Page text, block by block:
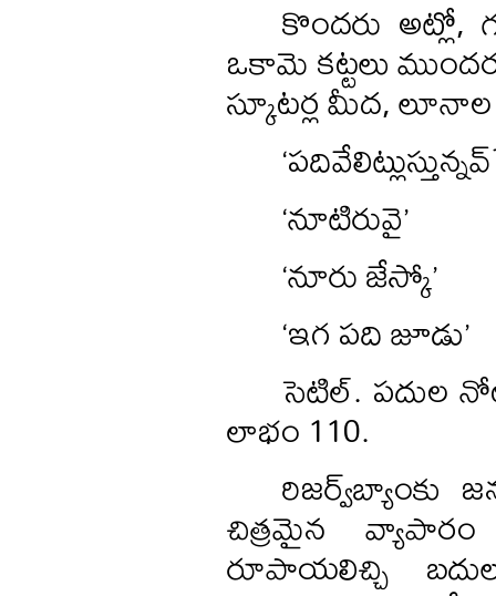
కొందరు అట్లో,
ఒకామె కట్టలు ముందర
స్కూటర్ల మీద, లూనాల
‘నూటిరువై’
‘నూరు జేస్కో’
‘ఇగ పది జూడు’
సెటిల్‌. పదుల
లాభం 110.
రిజర్వ్‌బ్యాంకు
చిత్రమైన వ్యాపారం
రూపాయలిచ్చి